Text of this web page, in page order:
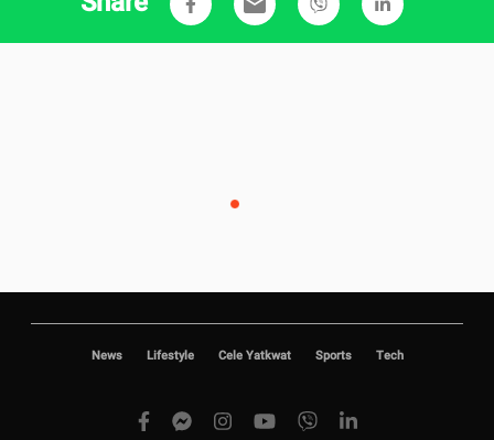
News Lifestyle Cele Yatkwat Sports Tech